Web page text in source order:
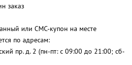
заказ
или СМС-купон на месте
по адресам:
пр. д. 2 (пн-пт: с 09:00 до 21:00; сб-